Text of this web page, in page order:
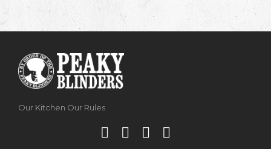
Our Kitchen Our Rules